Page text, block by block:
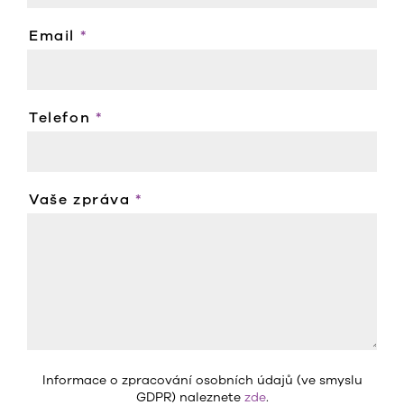
Email *
Telefon *
Vaše zpráva*
Informace o zpracování osobních údajů (ve smyslu
GDPR) naleznete zde.